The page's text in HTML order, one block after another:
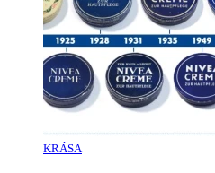
KRÁSA